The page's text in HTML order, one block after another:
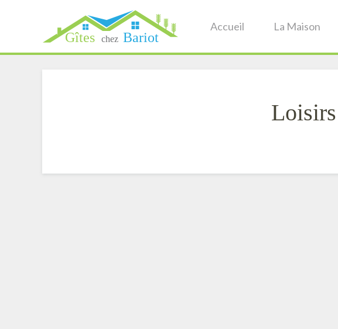
Accueil La Maison
Loisirs